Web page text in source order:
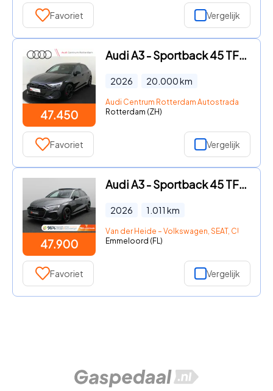
Favoriet Vergelijk
47.450
Audi A3 - Sportback 45 TFSI e S edition Competition
2026 20.000km
Audi Centrum Rotterdam Autostrada
Rotterdam (ZH)
Favoriet Vergelijk
47.900
Audi A3 - Sportback 45 TFSI e S edition Competition 272PK S-Tronic S-L
2026 1.011 km
Van der Heide – Volkswagen, SEAT, CUPRA,
Emmeloord (FL)
Favoriet Vergelijk